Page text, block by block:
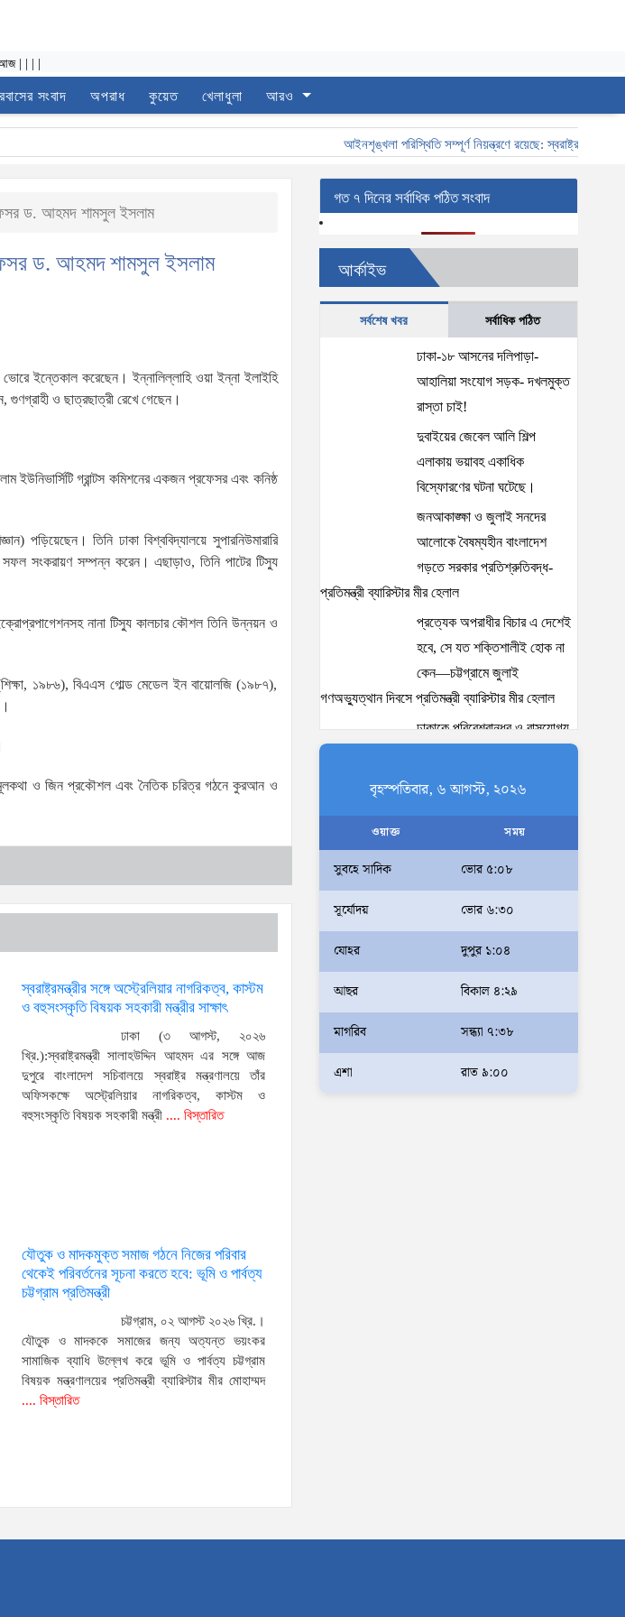
সংবাদ অপরাধ কুয়েত খেলাধুলা আরও
আইনশৃঙ্খলা পরিস্থিতি সম্পূর্ণ নিয়ন্ত্রণে রয়েছে: স্বরাষ্ট্রমন্ত্রী
ড. আহমদ শামসুল ইসলাম
ড. আহমদ শামসুল ইসলাম
ইন্তেকাল করেছেন। ইন্নালিল্লাহি ওয়া ইন্না ইলাইহি
ও ছাত্রছাত্রী রেখে গেছেন।
গ্রান্টস কমিশনের একজন প্রফেসর এবং কনিষ্ঠ
পড়িয়েছেন। তিনি ঢাকা বিশ্ববিদ্যালয়ে সুপারনিউমারারি
সফল সংকরায়ণ সম্পন্ন করেন। এছাড়াও, তিনি পাটের টিস্যু
নানা টিস্যু কালচার কৌশল তিনি উন্নয়ন ও
১৯৮৬), বিএএস গোল্ড মেডেল ইন বায়োলজি (১৯৮৭),
ও জিন প্রকৌশল এবং নৈতিক চরিত্র গঠনে কুরআন ও
স্বরাষ্ট্রমন্ত্রীর সঙ্গে অস্ট্রেলিয়ার নাগরিকত্ব, কাস্টম
ও বহুসংস্কৃতি বিষয়ক সহকারী মন্ত্রীর সাক্ষাৎ
ঢাকা (৩ আগস্ট, ২০২৬
খ্রি.):স্বরাষ্ট্রমন্ত্রী সালাহউদ্দিন আহমদ এর সঙ্গে আজ
দুপুরে বাংলাদেশ সচিবালয়ে স্বরাষ্ট্র মন্ত্রণালয়ে তাঁর
অফিসকক্ষে অস্ট্রেলিয়ার নাগরিকত্ব, কাস্টম ও
বহুসংস্কৃতি বিষয়ক সহকারী মন্ত্রী.... বিস্তারিত
যৌতুক ও মাদকমুক্ত সমাজ গঠনে নিজের পরিবার
থেকেই পরিবর্তনের সূচনা করতে হবে: ভূমি ও পার্বত্য
চট্টগ্রাম প্রতিমন্ত্রী
চট্টগ্রাম, ০২ আগস্ট ২০২৬ খ্রি.।
যৌতুক ও মাদককে সমাজের জন্য অত্যন্ত ভয়ংকর
সামাজিক ব্যাধি উল্লেখ করে ভূমি ও পার্বত্য চট্টগ্রাম
বিষয়ক মন্ত্রণালয়ের প্রতিমন্ত্রী ব্যারিস্টার মীর মোহাম্মদ
.... বিস্তারিত
গত ৭ দিনের সর্বাধিক পঠিত সংবাদ
আর্কাইভ
সর্বশেষ খবর সর্বাধিক পঠিত
ঢাকা-১৮ আসনের দলিপাড়া-
আহালিয়া সংযোগ সড়ক- দখলমুক্ত
রাস্তা চাই!
দুবাইয়ের জেবেল আলি শিল্প
এলাকায় ভয়াবহ একাধিক
বিস্ফোরণের ঘটনা ঘটেছে।
জনআকাঙ্ক্ষা ও জুলাই সনদের
আলোকে বৈষম্যহীন বাংলাদেশ
গড়তে সরকার প্রতিশ্রুতিবদ্ধ-
প্রতিমন্ত্রী ব্যারিস্টার মীর হেলাল
প্রত্যেক অপরাধীর বিচার এ দেশেই
হবে, সে যত শক্তিশালীই হোক না
কেন—চট্টগ্রামে জুলাই
গণঅভ্যুত্থান দিবসে প্রতিমন্ত্রী ব্যারিস্টার মীর হেলাল
ঢাকাকে পরিবেশবান্ধব ও বাসযোগ্য
নাগরিকদের দায়িত্বশীল ভূমিকা
পালন করতে হবে: স্থানীয় সরকার প্রতিমন্ত্রী মীর শাহে
ব্যারিস্টার মীর হেলাল
কার্যকর উদ্যোগ নেয়ার আহ্বান
পার্বত্য প্রতিমন্ত্রীর
খুনের মামলায় গ্রেপ্তার তার স্বামী
বৃহস্পতিবার, ৬ আগস্ট, ২০২৬
ওয়াক্ত সময়
সুবহে সাদিক ভোর ৫:০৮
সূর্যোদয় ভোর ৬:৩০
যোহর দুপুর ১:০৪
আছর বিকাল ৪:২৯
মাগরিব সন্ধ্যা ৭:৩৮
এশা রাত ৯:০০